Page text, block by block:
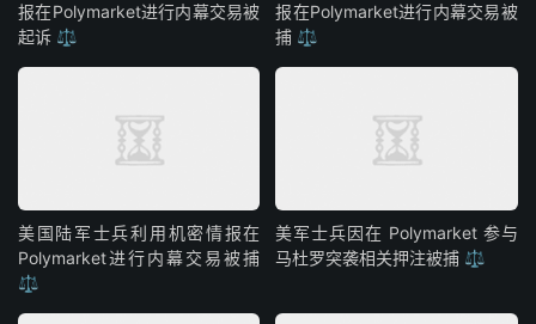
报在Polymarket进行内幕交易被
起诉 ⚖️
报在Polymarket进行内幕交易被
捕 ⚖️
美国陆军士兵利用机密情报在
Polymarket进行内幕交易被捕
⚖️
美军士兵因在 Polymarket 参与
马杜罗突袭相关押注被捕 ⚖️